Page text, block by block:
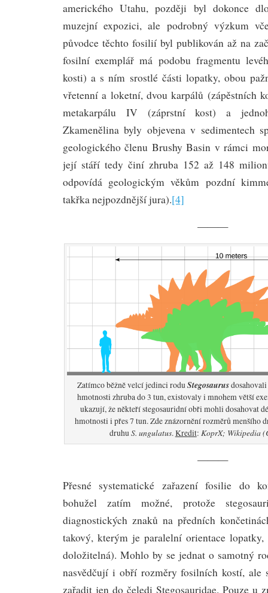
amerického Utahu, později byl dokonce
muzejní expozici, ale podrobný výzkum
původce těchto fosilií byl publikován až na
fosilní exemplář má podobu fragmentu
kosti) a s ním srostlé části lopatky, obou
vřetenní a loketní, dvou karpálů (zápěstních
metakarpálu IV (záprstní kost) a
Zkamenělina byly objevena v sedimentech
geologického členu Brushy Basin v rámci
její stáří tedy činí zhruba 152 až 148
odpovídá geologickým věkům pozdní
takřka nejpozdnější jura).[4]
———
Zatímco běžně velcí jedinci roduStegosaurusdosahovali
hmotnosti zhruba do 3 tun, existovaly i mnohem větší
ukazují, že někteří stegosauridní obři mohli dosahovat
hmotnosti i přes 7 tun. Zde znázornění rozměrů menšího
druhuS. ungulatus.Kredit: KoprX; Wikipedia
———
Přesné systematické zařazení fosilie do
bohužel zatím možné, protože
diagnostických znaků na předních
takový, kterým je paralelní orientace
doložitelná). Mohlo by se jednat o samotný
nasvědčují i obří rozměry fosilních kostí, ale
zařadit jen do čeledi Stegosauridae. Pouze u